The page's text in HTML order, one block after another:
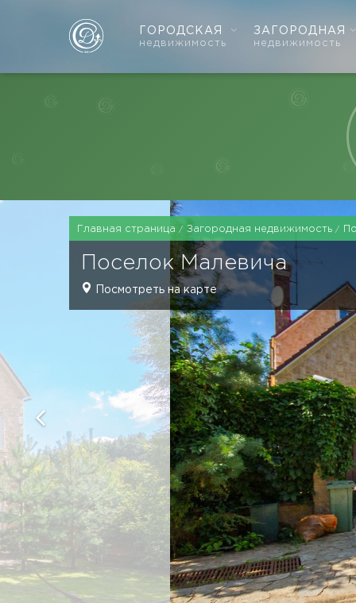
ГОРОДСКАЯ
недвижимость
ЗАГОРОДНАЯ
недвижимость
Главная страница Загородная недвижимость
ПоселокМалевича
Посмотреть на карте